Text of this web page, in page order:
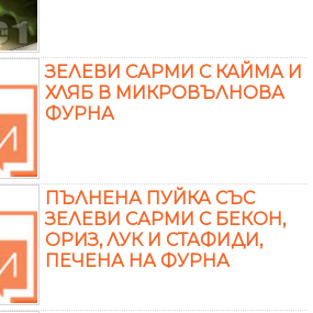
ЗЕЛЕВИ САРМИ С КАЙМА И
ХЛЯБ В МИКРОВЪЛНОВА
ФУРНА
ПЪЛНЕНА ПУЙКА СЪС
ЗЕЛЕВИ САРМИ С БЕКОН,
ОРИЗ, ЛУК И СТАФИДИ,
ПЕЧЕНА НА ФУРНА